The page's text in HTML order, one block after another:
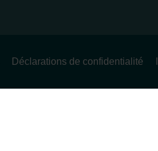
Déclarations de confidentialité